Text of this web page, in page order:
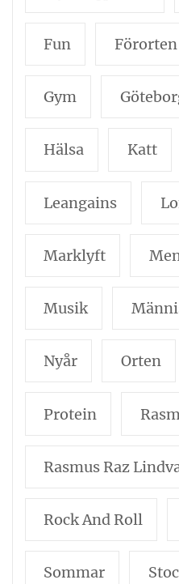
Fun Förorten
Gym
Hälsa Katt
Leangains
Marklyft
Musik
Nyår Orten
Protein
Rasmus Raz
Rock And Roll
Sommar